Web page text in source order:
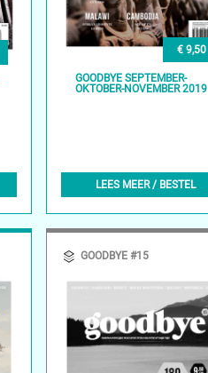
€ 9,50
GOODBYE SEPTEMBER-
OKTOBER-NOVEMBER 2019
LEES MEER / BESTEL
GOODBYE #15